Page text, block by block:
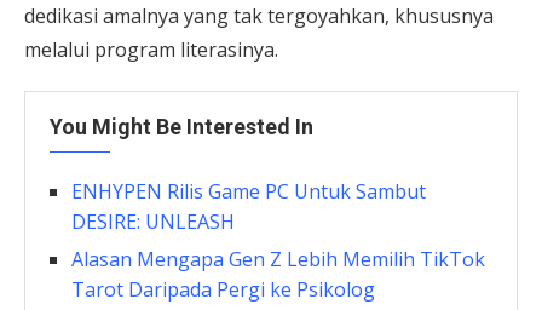
dedikasi amalnya yang tak tergoyahkan, khususnya
melalui program literasinya.
You Might Be Interested In
ENHYPEN Rilis Game PC Untuk Sambut
DESIRE: UNLEASH
Alasan Mengapa Gen Z Lebih Memilih TikTok
Tarot Daripada Pergi ke Psikolog